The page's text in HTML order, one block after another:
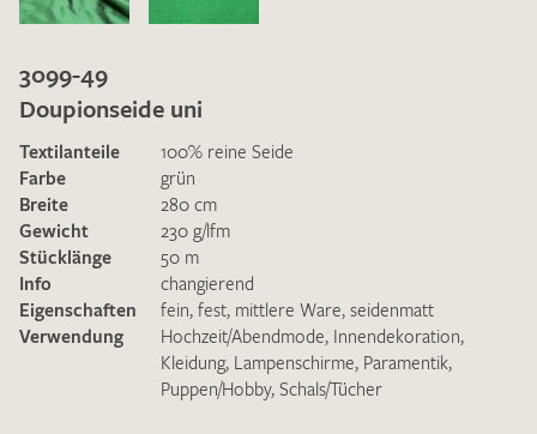
Ich bin damit einverstanden, dass meine angegebenen Daten
zur Beantwortung meiner Musteranfrage genutzt werden.
Datenschutzbestimmungen
genommen und akzeptiere diese.
3099-49
Doupionseide uni
Textilanteile
100% reine Seide
Farbe
grün
Breite
280 cm
Gewicht
230 g/lfm
Stücklänge
50 m
Info
changierend
Eigenschaften
fein, fest, mittlere Ware, seidenmatt
Verwendung
Hochzeit/Abendmode, Innendekoration,
Kleidung, Lampenschirme, Paramentik,
Puppen/Hobby, Schals/Tücher